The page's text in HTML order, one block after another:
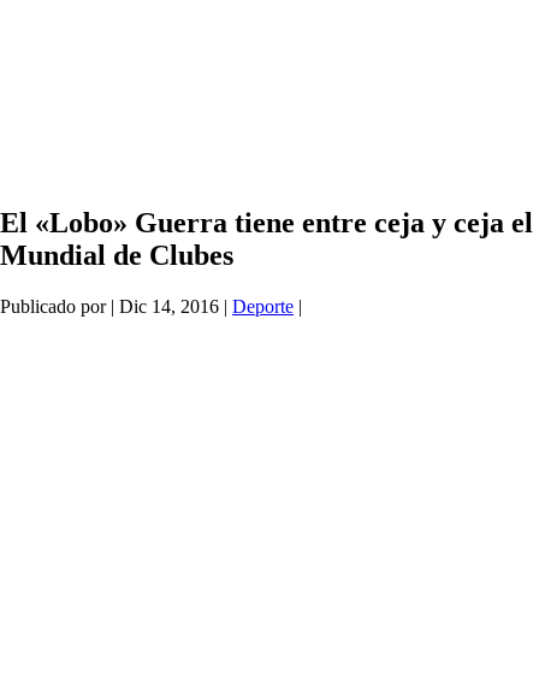
El «Lobo» Guerra tiene entre ceja y ceja el
Mundial de Clubes
Publicado por | Dic 14, 2016 | Deporte |